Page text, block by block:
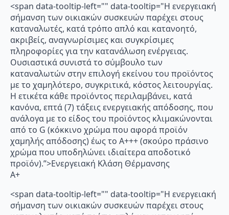
<span data-tooltip-left="" data-tooltip="Η ενεργειακή
σήμανση των οικιακών συσκευών παρέχει στους
καταναλωτές, κατά τρόπο απλό και κατανοητό,
ακριβείς, αναγνωρίσιμες και συγκρίσιμες
πληροφορίες για την κατανάλωση ενέργειας.
Ουσιαστικά συνιστά το σύμβουλο των
καταναλωτών στην επιλογή εκείνου του προϊόντος
με το χαμηλότερο, συγκριτικά, κόστος λειτουργίας.
Η ετικέτα κάθε προϊόντος περιλαμβάνει, κατά
κανόνα, επτά (7) τάξεις ενεργειακής απόδοσης, που
ανάλογα με το είδος του προϊόντος κλιμακώνονται
από το G (κόκκινο χρώμα που αφορά προϊόν
χαμηλής απόδοσης) έως το Α+++ (σκούρο πράσινο
χρώμα που υποδηλώνει ιδιαίτερα αποδοτικό
προϊόν).”>Ενεργειακή Κλάση Θέρμανσης
A+
<span data-tooltip-left="" data-tooltip="Η ενεργειακή
σήμανση των οικιακών συσκευών παρέχει στους